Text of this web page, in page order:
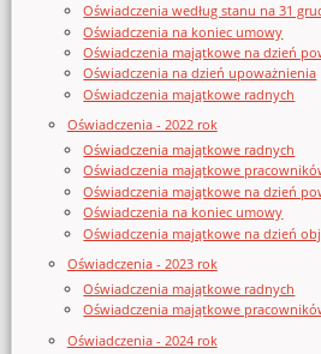
Oświadczenia według stanu na 31
Oświadczenia na koniec umowy
Oświadczenia majątkowe na dzień
Oświadczenia na dzień upoważnienia
Oświadczenia majątkowe radnych
Oświadczenia - 2022 rok
Oświadczenia majątkowe radnych
Oświadczenia majątkowe
Oświadczenia majątkowe na dzień
Oświadczenia na koniec umowy
Oświadczenia majątkowe na dzień
Oświadczenia - 2023 rok
Oświadczenia majątkowe radnych
Oświadczenia majątkowe
Oświadczenia - 2024 rok